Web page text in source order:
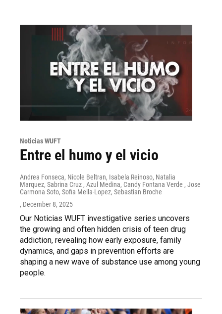
Noticias WUFT
Entre el humo y el vicio
Andrea Fonseca, Nicole Beltran, Isabela Reinoso, Natalia
Marquez, Sabrina Cruz , Azul Medina, Candy Fontana Verde , Jose
Carmona Soto, Sofia Mella-Lopez, Sebastian Broche
, December 8, 2025
Our Noticias WUFT investigative series uncovers
the growing and often hidden crisis of teen drug
addiction, revealing how early exposure, family
dynamics, and gaps in prevention efforts are
shaping a new wave of substance use among young
people.